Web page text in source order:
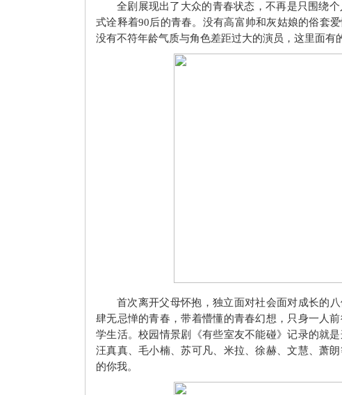
全剧展现出了大众的青春状态，不再是只围绕
式诠释着90后的青春。没有高富帅和灰姑娘的俗套
没有不符年龄气质与角色差距过大的演员，这里面有
首次离开父母怀抱，独立面对社会面对成长的
肆无忌惮的青春，带着懵懂的青春幻想，只身一人
学生活。校园情景剧《有些室友不能碰》记录的就
汪真真、毛小楠、苏可凡、米拉、徐赫、文慧、萧
的你我。